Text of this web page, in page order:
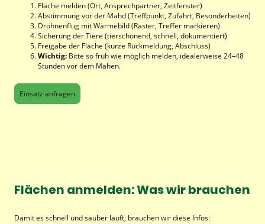
Fläche melden (Ort, Ansprechpartner, Zeitfenster)
Abstimmung vor der Mahd (Treffpunkt, Zufahrt, Besonderheiten)
Drohnenflug mit Wärmebild (Raster, Treffer markieren)
Sicherung der Tiere (tierschonend, schnell, dokumentiert)
Freigabe der Fläche (kurze Rückmeldung, Abschluss)
Wichtig: Bitte so früh wie möglich melden, idealerweise 24–48
Stunden vor dem Mähen.
Einsatz anfragen
Flächen anmelden: Was wir brauchen
Damit es schnell und sauber läuft, brauchen wir diese Infos: